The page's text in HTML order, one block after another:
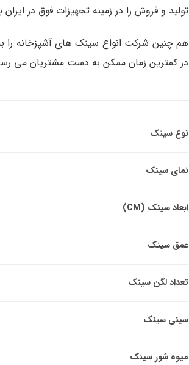
تولید و فروش را در زمینه تجهیزات فوق در
هم چنین شرکت انواع سینک های آشپزخانه را
در کمترین زمان ممکن به دست مشتریان می
نوع سینک
نمای سینک
ابعاد سینک (CM)
عمق سینک
تعداد لگن سینک
سینی سینک
میوه شور سینک